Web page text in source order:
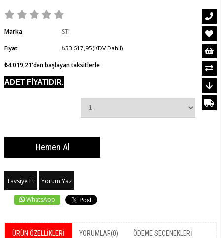
Marka
STI
Fiyat
₺33.617,95(KDV Dahil)
₺4.019,21'den başlayan taksitlerle
ADET FİYATIDIR.
Tavsiye Et Yorum Yaz
WhatsApp
ÜRÜN ÖZELLIKLERI YORUMLAR(0) ÖDEME SEÇENEKLERI